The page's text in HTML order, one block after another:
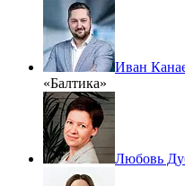
Иван
«Балтика»
Любовь